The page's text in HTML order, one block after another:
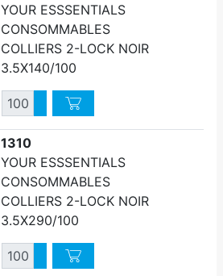
YOUR ESSSENTIALS
CONSOMMABLES
COLLIERS 2-LOCK NOIR
3.5X140/100
QuantitéAugmenter quantité
Diminuer quantité
1310
YOUR ESSSENTIALS
CONSOMMABLES
COLLIERS 2-LOCK NOIR
3.5X290/100
QuantitéAugmenter quantité
Diminuer quantité